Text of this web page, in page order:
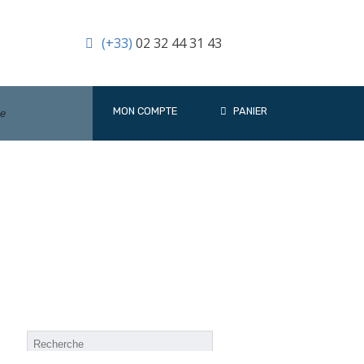
(+33) 02 32 44 31 43
MON COMPTE PANIER